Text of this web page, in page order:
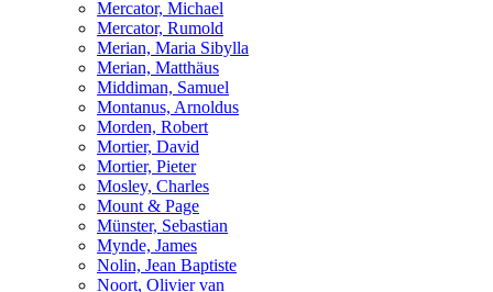
Mercator, Michael
Mercator, Rumold
Merian, Maria Sibylla
Merian, Matthäus
Middiman, Samuel
Montanus, Arnoldus
Morden, Robert
Mortier, David
Mortier, Pieter
Mosley, Charles
Mount & Page
Münster, Sebastian
Mynde, James
Nolin, Jean Baptiste
Noort, Olivier van